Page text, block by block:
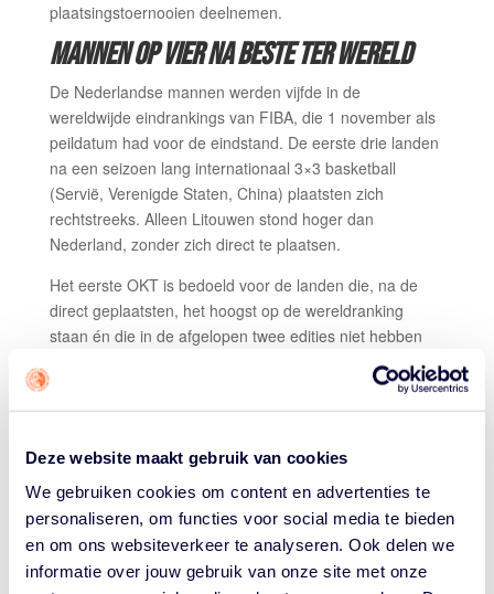
Deze website maakt gebruik van cookies
We gebruiken cookies om content en advertenties te
personaliseren, om functies voor social media te bieden
en om ons websiteverkeer te analyseren. Ook delen we
informatie over jouw gebruik van onze site met onze
plaatsingstoernooien deelnemen.
MANNEN OP VIER NA BESTE TER WERELD
De Nederlandse mannen werden vijfde in de
wereldwijde eindrankings van FIBA, die 1 november als
peildatum had voor de eindstand. De eerste drie landen
na een seizoen lang internationaal 3×3 basketball
(Servië, Verenigde Staten, China) plaatsten zich
rechtstreeks. Alleen Litouwen stond hoger dan
Nederland, zonder zich direct te plaatsen.
Het eerste OKT is bedoeld voor de landen die, na de
direct geplaatsten, het hoogst op de wereldranking
staan én die in de afgelopen twee edities niet hebben
deelgenomen aan de Olympische Spelen met een 5-5
nationaal team. Acht landen zullen in april 2024 tegen
elkaar strijden. De winnaar plaatst zich voor de Spelen.
In mei vindt nóg een toernooi plaats met zestien
het eerste toernooi niet plaatsen, dan gaan de beste
drie van dit laatste toernooi alsnog naar de Spelen. De
mannen hebben óók nog kans aan een derde toernooi
mee te nemen. Als Letland zich via het eerste toernooi